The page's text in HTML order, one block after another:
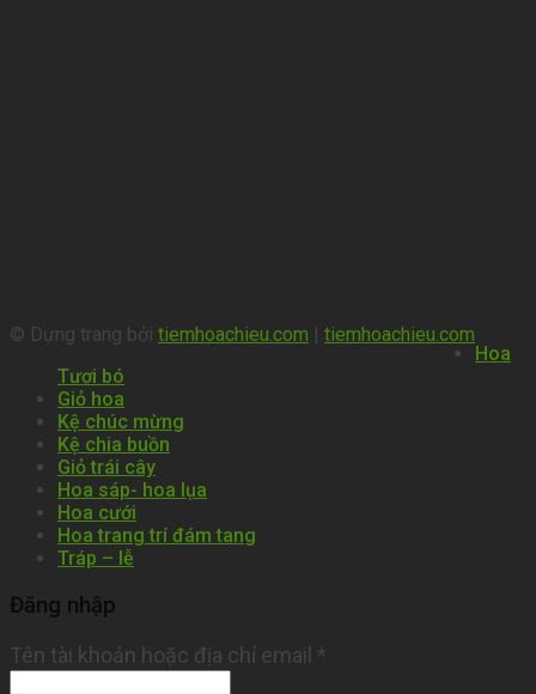
© Dựng trang bởi tiemhoachieu.com
tiemhoachieu.com
Hoa
Tươi bó
Giỏ hoa
Kệ chúc mừng
Kệ chia buồn
Giỏ trái cây
Hoa sáp- hoa lụa
Hoa cưới
Hoa trang trí đám tang
Tráp – lễ
Đăng nhập
Tên tài khoản hoặc địa chỉ email *